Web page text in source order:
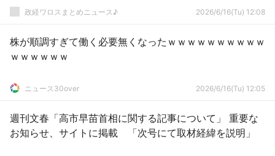
政経ワロスまとめニュース♪ 2026/6/16(Tu) 12:08
株が順調すぎて働く必要無くなったｗｗｗｗｗｗｗｗｗｗ
ｗｗｗｗｗｗ
ニュース30over 2026/6/16(Tu) 12:05
週刊文春「高市早苗首相に関する記事について」 重要な
お知らせ、サイトに掲載 「次号にて取材経緯を説明」